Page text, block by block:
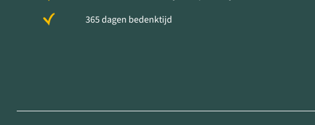
365 dagen bedenktijd